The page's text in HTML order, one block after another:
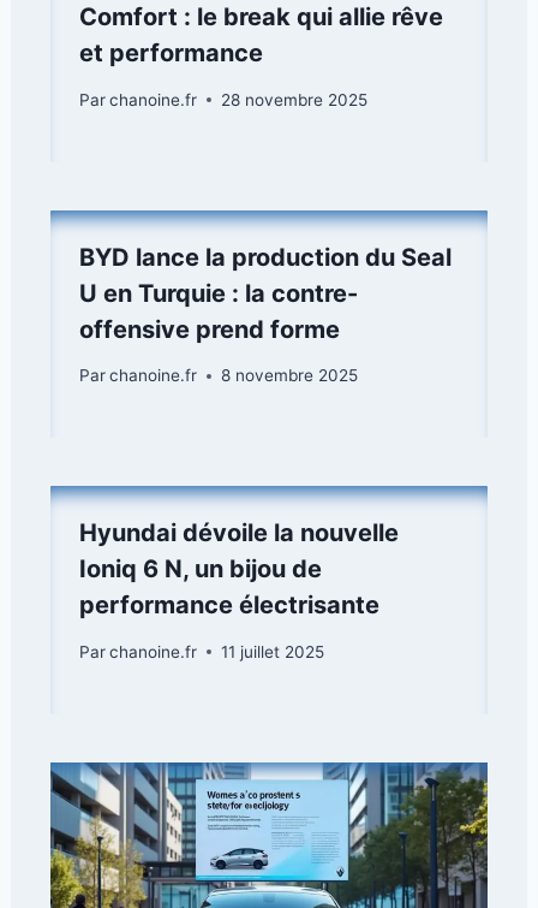
Comfort : le break qui allie rêve
et performance
Parchanoine.fr 28 novembre 2025
BYD lance la production du Seal
U en Turquie : la contre-
offensive prend forme
Parchanoine.fr 8 novembre 2025
Hyundai dévoile la nouvelle
Ioniq 6 N, un bijou de
performance électrisante
Parchanoine.fr 11 juillet 2025